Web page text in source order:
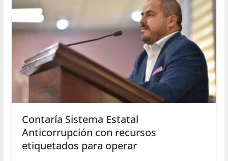
Contaría Sistema Estatal
Anticorrupción con recursos
etiquetados para operar